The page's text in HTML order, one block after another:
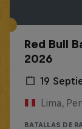
Red Bull
2026
19
Lima,
BATALLAS DE